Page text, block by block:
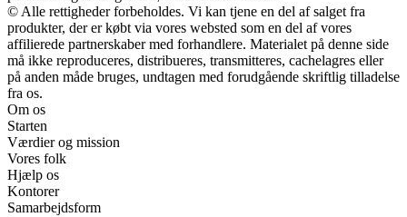
© Alle rettigheder forbeholdes. Vi kan tjene en del af salget fra
produkter, der er købt via vores websted som en del af vores
affilierede partnerskaber med forhandlere. Materialet på denne side
må ikke reproduceres, distribueres, transmitteres, cachelagres eller
på anden måde bruges, undtagen med forudgående skriftlig tilladelse
fra os.
Om os
Starten
Værdier og mission
Vores folk
Hjælp os
Kontorer
Samarbejdsform